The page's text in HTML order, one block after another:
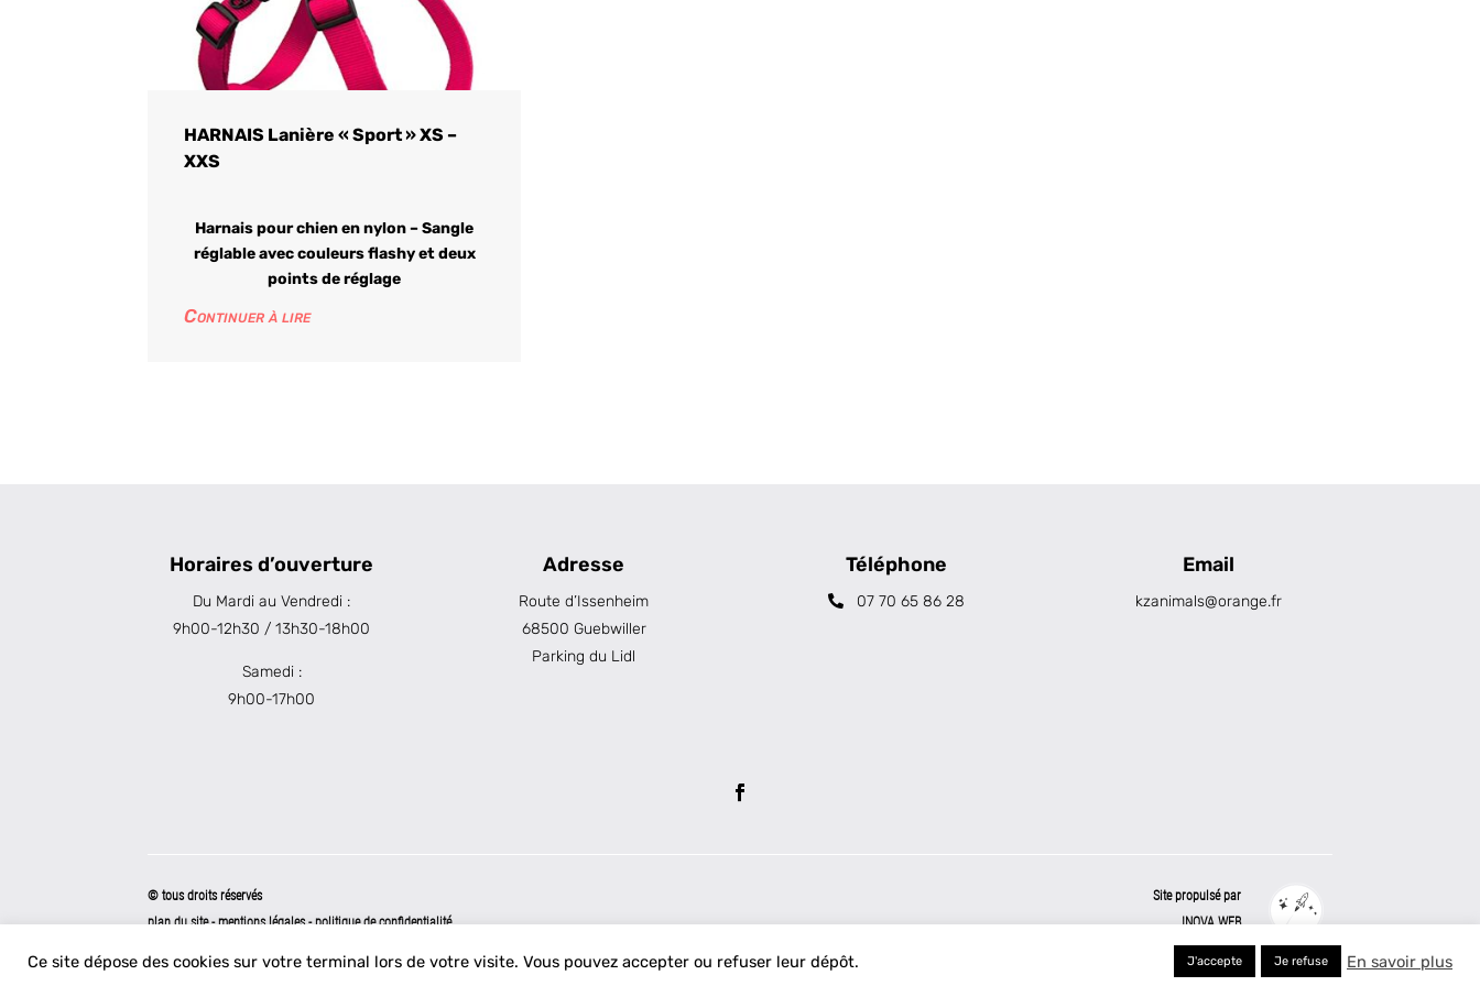
HARNAIS Lanière « Sport » XS –
XXS
Harnais pour chien en nylon – Sangle
réglable avec couleurs flashy et deux
points de réglage
Continuer à lire
Horaires d’ouverture
Du Mardi au Vendredi :
9h00-12h30 / 13h30-18h00
Samedi :
9h00-17h00
Adresse
Route d’Issenheim
68500 Guebwiller
Parking du Lidl
Téléphone
07 70 65 86 28
Email
kzanimals@orange.fr
© tous droits réservés
plan du site-mentions légales-politique de confidentialité
Site propulsé par
INOVA WEB
Ce site dépose des cookies sur votre terminal lors de votre visite. Vous pouvez accepter ou refuser leur dépôt. J'accepte Je refuse En savoir plus